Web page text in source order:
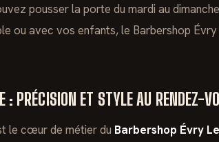
pousser la porte du mardi au
ou avec vos enfants, le Barbershop
: PRÉCISION ET STYLE AU RENDEZ-
le cœur de métier du Barbershop Évry